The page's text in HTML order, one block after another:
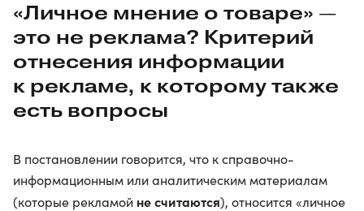
«Личное мнение о товаре» —
это не реклама? Критерий
отнесения информации
к рекламе, к которому также
есть вопросы
В постановлении говорится, что к справочно-
информационным или аналитическим материалам
(которые рекламой не считаются), относится «личное